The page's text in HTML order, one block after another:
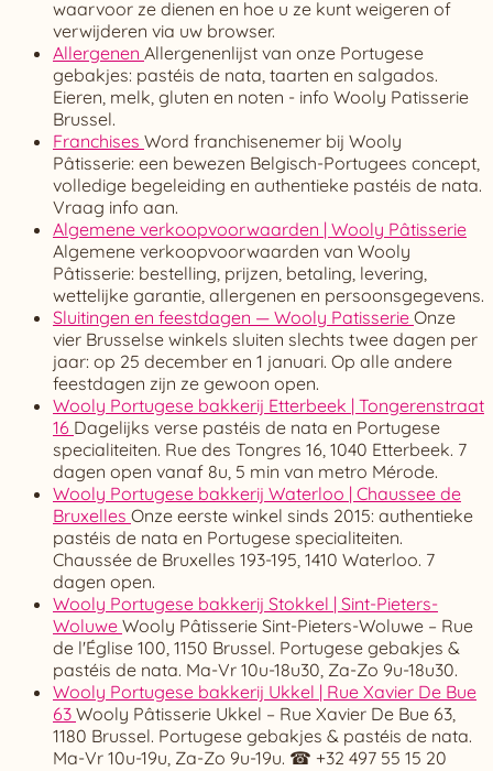
waarvoor ze dienen en hoe u ze kunt weigeren of
verwijderen via uw browser.
Allergenen Allergenenlijst van onze Portugese
gebakjes: pastéis de nata, taarten en salgados.
Eieren, melk, gluten en noten - info Wooly Patisserie
Brussel.
Franchises Word franchisenemer bij Wooly
Pâtisserie: een bewezen Belgisch-Portugees concept,
volledige begeleiding en authentieke pastéis de nata.
Vraag info aan.
Algemene verkoopvoorwaarden | Wooly Pâtisserie
Algemene verkoopvoorwaarden van Wooly
Pâtisserie: bestelling, prijzen, betaling, levering,
wettelijke garantie, allergenen en persoonsgegevens.
Sluitingen en feestdagen — Wooly Patisserie Onze
vier Brusselse winkels sluiten slechts twee dagen per
jaar: op 25 december en 1 januari. Op alle andere
feestdagen zijn ze gewoon open.
Wooly Portugese bakkerij Etterbeek | Tongerenstraat
16 Dagelijks verse pastéis de nata en Portugese
specialiteiten. Rue des Tongres 16, 1040 Etterbeek. 7
dagen open vanaf 8u, 5 min van metro Mérode.
Wooly Portugese bakkerij Waterloo | Chaussee de
Bruxelles Onze eerste winkel sinds 2015: authentieke
pastéis de nata en Portugese specialiteiten.
Chaussée de Bruxelles 193-195, 1410 Waterloo. 7
dagen open.
Wooly Portugese bakkerij Stokkel | Sint-Pieters-
Woluwe Wooly Pâtisserie Sint-Pieters-Woluwe – Rue
de l'Église 100, 1150 Brussel. Portugese gebakjes &
pastéis de nata. Ma-Vr 10u-18u30, Za-Zo 9u-18u30.
Wooly Portugese bakkerij Ukkel | Rue Xavier De Bue
63 Wooly Pâtisserie Ukkel – Rue Xavier De Bue 63,
1180 Brussel. Portugese gebakjes & pastéis de nata.
Ma-Vr 10u-19u, Za-Zo 9u-19u. ☎ +32 497 55 15 20